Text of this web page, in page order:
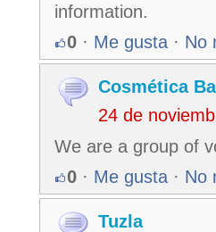
information.
0 · Me gusta · No
Cosmética
24 de
We are a group of
0 · Me gusta · No
Tuzla